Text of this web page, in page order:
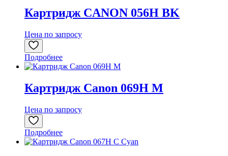
Картридж CANON 056H BK
Цена по запросу
Подробнее
Картридж Canon 069H M
Цена по запросу
Подробнее